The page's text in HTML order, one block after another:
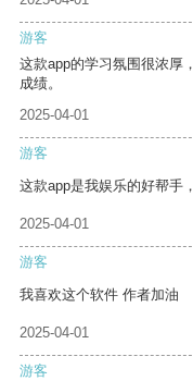
游客
这款app的学习氛围很浓厚
成绩。
2025-04-01
游客
这款app是我娱乐的好帮手
2025-04-01
游客
我喜欢这个软件 作者加油
2025-04-01
游客